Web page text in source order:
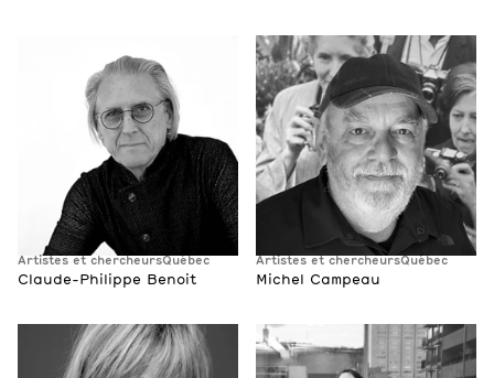
Artistes et chercheursQuébec
Claude-Philippe Benoit
Artistes et chercheursQuébec
Michel Campeau